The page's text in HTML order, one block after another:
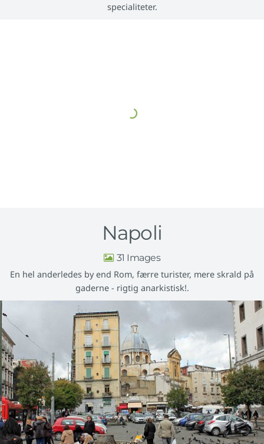
specialiteter.
Napoli
31
En hel anderledes by end Rom, færre turister, mere skrald på
gaderne - rigtig anarkistisk!.